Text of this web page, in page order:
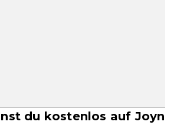
du kostenlos auf Joyn